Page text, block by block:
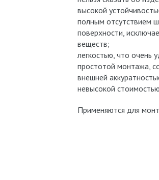
высокой
полным отсутствием
поверхности,
веществ;
легкостью, что очень
простотой монтажа,
внешней
невысокой
Применяются для